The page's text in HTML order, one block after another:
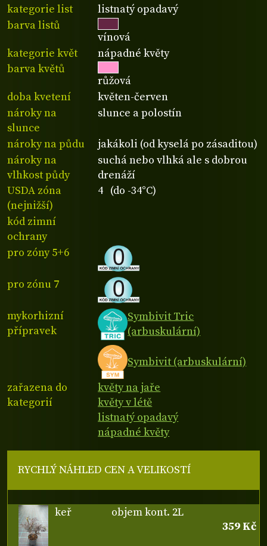
kategorie list
listnatý opadavý
barva listů
vínová
kategorie květ
nápadné květy
barva květů
růžová
doba kvetení
květen-červen
nároky na
slunce
slunce a polostín
nároky na půdu
jakákoli (od kyselá po zásaditou)
nároky na
vlhkost půdy
suchá nebo vlhká ale s dobrou
drenáží
USDA zóna
(nejnižší)
4 (do -34°C)
kód zimní
ochrany
pro zóny 5+6
pro zónu 7
mykorhizní
přípravek
Symbivit Tric
(arbuskulární)
Symbivit (arbuskulární)
zařazena do
kategorií
květy na jaře
květy v létě
listnatý opadavý
nápadné květy
RYCHLÝ NÁHLED CEN A VELIKOSTÍ
keř
objem kont. 2L
359 Kč